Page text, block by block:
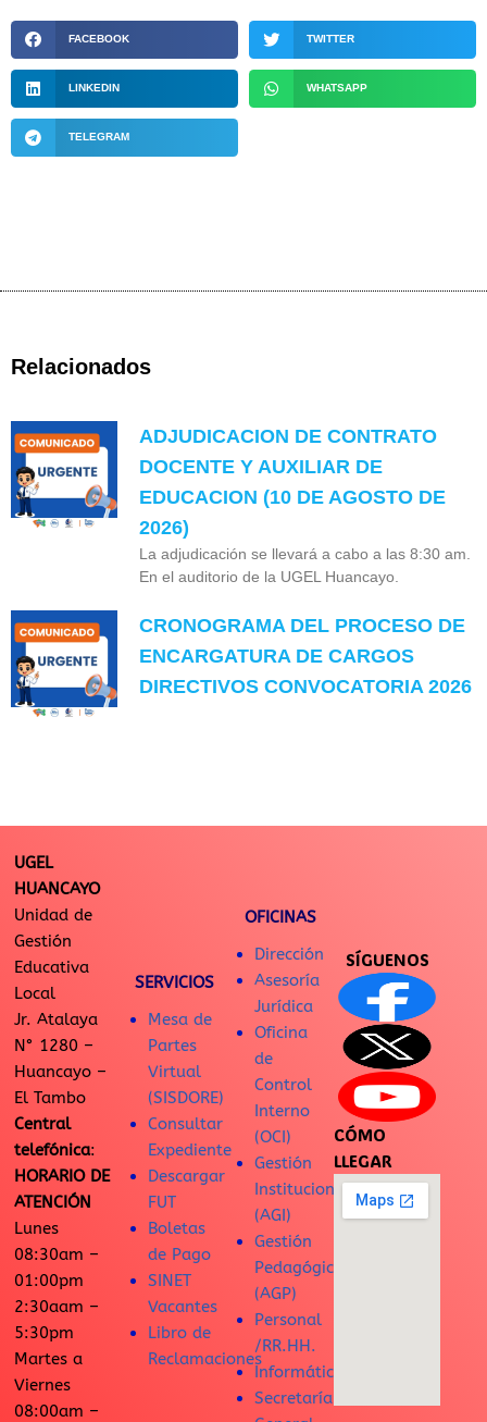
FACEBOOK TWITTER
LINKEDIN WHATSAPP
TELEGRAM
Relacionados
ADJUDICACION DE CONTRATO
DOCENTE Y AUXILIAR DE
EDUCACION (10 DE AGOSTO DE
2026)
La adjudicación se llevará a cabo a las 8:30 am.
En el auditorio de la UGEL Huancayo.
CRONOGRAMA DEL PROCESO DE
ENCARGATURA DE CARGOS
DIRECTIVOS CONVOCATORIA 2026
UGEL
HUANCAYO
Unidad de
Gestión
Educativa
Local
Jr. Atalaya
N° 1280 –
Huancayo –
El Tambo
Central
telefónica:
HORARIO DE
ATENCIÓN
Lunes
08:30am –
01:00pm
2:30aam –
5:30pm
Martes a
Viernes
08:00am –
SERVICIOS
Mesa de
Partes
Virtual
(SISDORE)
Consultar
Expediente
Descargar
FUT
Boletas
de Pago
SINET
Vacantes
Libro de
Reclamaciones
OFICINAS
Dirección
Asesoría
Jurídica
Oficina
de
Control
Interno
(OCI)
Gestión
Institucional
(AGI)
Gestión
Pedagógica
(AGP)
Personal
/RR.HH.
Informática
Secretaría
SÍGUENOS
CÓMO
LLEGAR